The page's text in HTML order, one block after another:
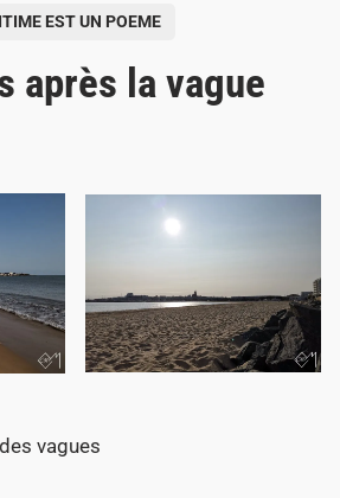
EST UN POEME
après la vague
vagues